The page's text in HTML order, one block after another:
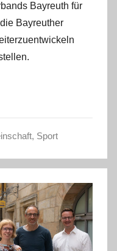
Bayreuth für
Bayreuther
, Sport